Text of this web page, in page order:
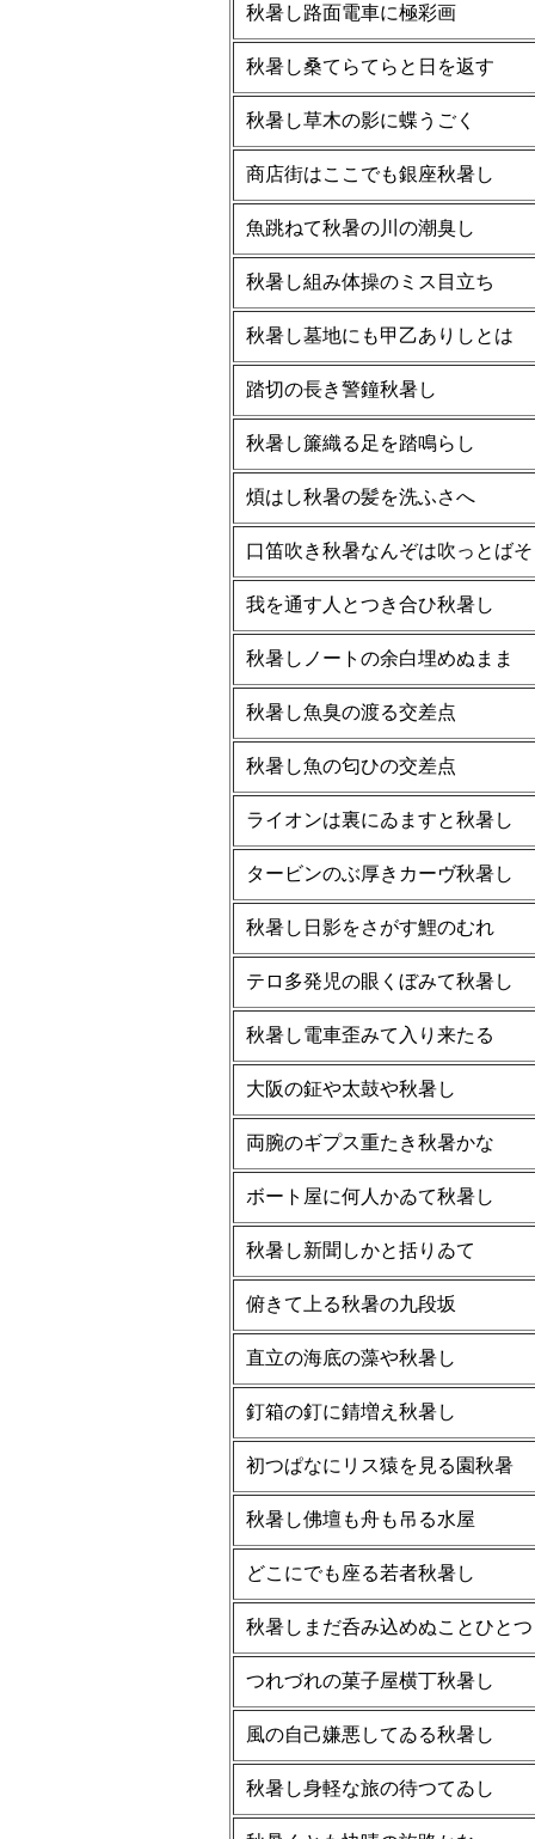
秋暑し路面電車に極彩画
秋暑し桑てらてらと日を返す
秋暑し草木の影に蝶うごく
商店街はここでも銀座秋暑し
魚跳ねて秋暑の川の潮臭し
秋暑し組み体操のミス目立ち
秋暑し墓地にも甲乙ありしとは
踏切の長き警鐘秋暑し
秋暑し簾織る足を踏鳴らし
煩はし秋暑の髪を洗ふさへ
口笛吹き秋暑なんぞは吹っとばそ
我を通す人とつき合ひ秋暑し
秋暑しノートの余白埋めぬまま
秋暑し魚臭の渡る交差点
秋暑し魚の匂ひの交差点
ライオンは裏にゐますと秋暑し
タービンのぶ厚きカーヴ秋暑し
秋暑し日影をさがす鯉のむれ
テロ多発児の眼くぼみて秋暑し
秋暑し電車歪みて入り来たる
大阪の鉦や太鼓や秋暑し
両腕のギプス重たき秋暑かな
ボート屋に何人かゐて秋暑し
秋暑し新聞しかと括りゐて
俯きて上る秋暑の九段坂
直立の海底の藻や秋暑し
釘箱の釘に錆増え秋暑し
初つぱなにリス猿を見る園秋暑
秋暑し佛壇も舟も吊る水屋
どこにでも座る若者秋暑し
秋暑しまだ呑み込めぬことひとつ
つれづれの菓子屋横丁秋暑し
風の自己嫌悪してゐる秋暑し
秋暑し身軽な旅の待つてゐし